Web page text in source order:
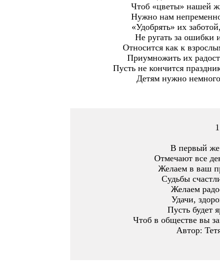
Чтоб «цветы» нашей
Нужно нам
«Удобрять» их
Не ругать за ошибки
Относится как к
Приумножить их
Пусть не кончится
Детям нужно
В первый же
Отмечают все
Желаем в ваш
Судьбы
Желаем
Удачи,
Пусть будет
Чтоб в обществе вы
Автор: